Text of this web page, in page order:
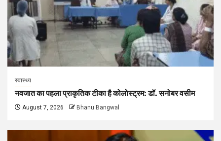
स्वास्थ्य
नवजात का पहला प्राकृतिक टीका है कोलोस्ट्रम: डॉ. सनोबर वसीम
August 7, 2026 Bhanu Bangwal